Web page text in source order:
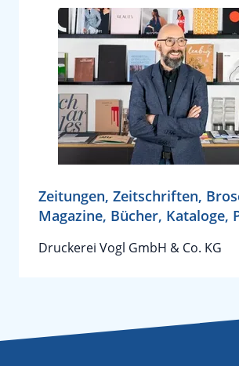
Zeitungen, Zeitschriften,
Magazine, Bücher, Kataloge,
Druckerei Vogl GmbH & Co. KG